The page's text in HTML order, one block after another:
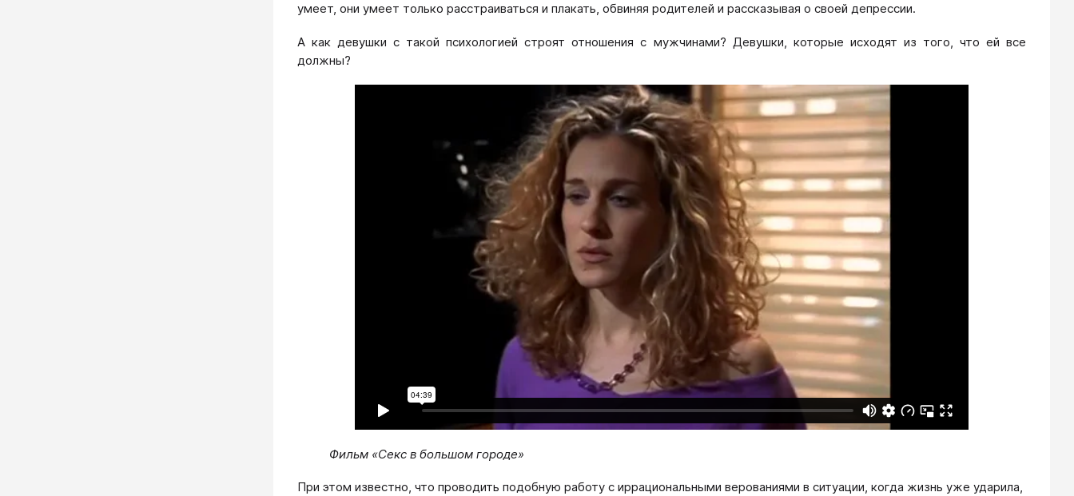
умеет, они умеет только расстраиваться и плакать, обвиняя родителей и рассказывая о своей депрессии.
А как девушки с такой психологией строят отношения с мужчинами? Девушки, которые исходят из того, что ей все
должны?
Фильм «Секс в большом городе»
При этом известно, что проводить подобную работу с иррациональными верованиями в ситуации, когда жизнь уже ударила,